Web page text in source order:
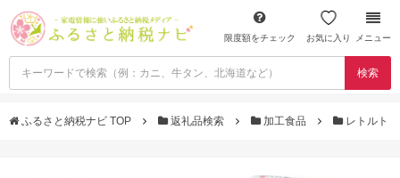
限度額をチェック お気に入り メニュー
検索
ふるさと納税ナビ TOP 返礼品検索 加工食品 レトルト